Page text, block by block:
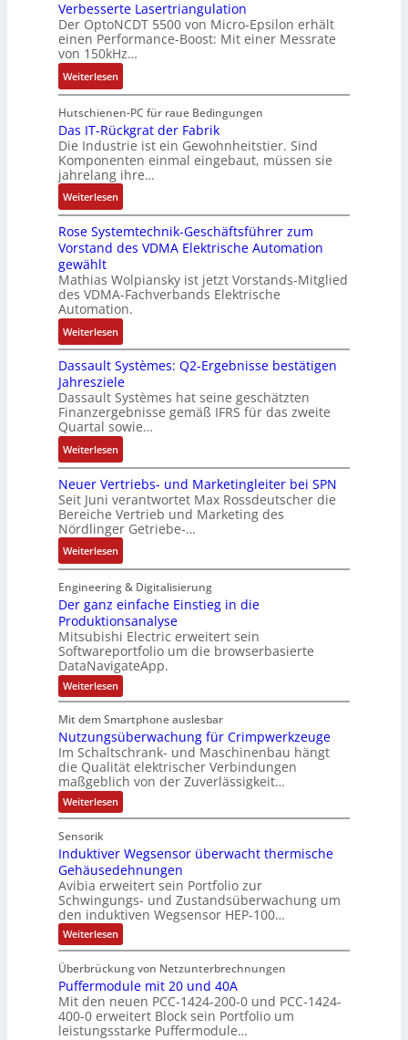
i
c
h
e
r
e
E
n
t
w
i
c
k
l
u
n
g
o
n
e
n
A
r
b
e
i
t
s
k
r
ä
f
t
e
o
n
e
x
p
a
n
d
i
e
r
t
i
n
g
a
n
g
i
m
M
a
s
c
h
i
n
e
n
-
n
l
a
g
e
n
b
a
u
:
P
o
s
i
t
i
v
e
M
o
m
e
n
t
a
f
n
a
h
m
e
,
g
e
p
r
ä
a
t
t
e
r
i
e
l
o
s
e
M
u
l
t
t
u
r
n
-
K
i
t
E
n
c
d
e
r
Verbesserte Lasertriangulation
Der OptoNCDT 5500 von Micro-Epsilon erhält
einen Performance-Boost: Mit einer Messrate
von 150kHz…
Weiterlesen:
V
e
r
b
e
s
s
e
r
t
L
a
s
e
r
t
r
i
a
n
g
u
a
t
o
Hutschienen-PC für raue Bedingungen
Das IT-Rückgrat der Fabrik
Die Industrie ist ein Gewohnheitstier. Sind
Komponenten einmal eingebaut, müssen sie
jahrelang ihre…
Weiterlesen:
D
a
s
T
-
R
ü
c
k
g
r
a
t
d
e
r
F
a
b
r
k
Rose Systemtechnik-Geschäftsführer zum
Vorstand des VDMA Elektrische Automation
gewählt
Mathias Wolpiansky ist jetzt Vorstands-Mitglied
des VDMA-Fachverbands Elektrische
Automation.
Weiterlesen:
R
o
s
e
S
y
s
t
e
m
t
e
c
h
n
i
k
-
G
e
s
h
ä
f
t
f
h
r
e
r
z
u
m
V
o
r
s
Dassault Systèmes: Q2-Ergebnisse bestätigen
Jahresziele
Dassault Systèmes hat seine geschätzten
Finanzergebnisse gemäß IFRS für das zweite
Quartal sowie…
Weiterlesen:
D
a
s
s
a
u
l
t
S
y
s
t
è
m
s
:
Q
2
-
E
e
b
n
i
s
s
e
b
e
s
Neuer Vertriebs- und Marketingleiter bei SPN
Seit Juni verantwortet Max Rossdeutscher die
Bereiche Vertrieb und Marketing des
Nördlinger Getriebe-…
Weiterlesen:
N
e
u
e
r
V
e
r
t
r
i
e
b
s
-
d
M
a
r
k
e
t
i
n
g
l
Engineering & Digitalisierung
Der ganz einfache Einstieg in die
Produktionsanalyse
Mitsubishi Electric erweitert sein
Softwareportfolio um die browserbasierte
DataNavigateApp.
Weiterlesen:
D
r
g
a
n
z
e
i
n
c
h
e
E
i
n
s
t
i
e
g
i
n
d
i
Mit dem Smartphone auslesbar
Nutzungsüberwachung für Crimpwerkzeuge
Im Schaltschrank- und Maschinenbau hängt
die Qualität elektrischer Verbindungen
maßgeblich von der Zuverlässigkeit…
Weiterlesen:
N
z
u
n
g
s
ü
b
e
r
w
a
c
h
u
n
Sensorik
Induktiver Wegsensor überwacht thermische
Gehäusedehnungen
Avibia erweitert sein Portfolio zur
Schwingungs- und Zustandsüberwachung um
den induktiven Wegsensor HEP-100…
Weiterlesen:
I
d
u
k
t
i
v
Überbrückung von Netzunterbrechnungen
Puffermodule mit 20 und 40A
Mit den neuen PCC-1424-200-0 und PCC-1424-
400-0 erweitert Block sein Portfolio um
leistungsstarke Puffermodule…